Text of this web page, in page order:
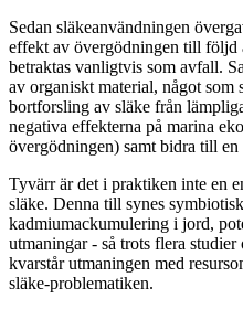
Sedan släkeanvändningen
effekt av övergödningen till följd
betraktas vanligtvis som avfall.
av organiskt material, något som
bortforsling av släke från
negativa effekterna på marina
övergödningen) samt bidra till
Tyvärr är det i praktiken inte en
släke. Denna till synes
kadmiumackumulering i jord,
utmaningar - så trots flera
kvarstår utmaningen med
släke-problematiken.